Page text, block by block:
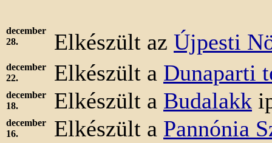
december
28.
Elkészült az Újpesti
december
22.
Elkészült a Dunaparti
december
18.
Elkészült a Budalakk
december
16.
Elkészült a Pannónia